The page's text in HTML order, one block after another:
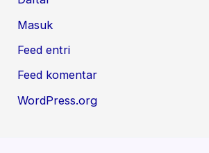
Masuk
Feed entri
Feed komentar
WordPress.org